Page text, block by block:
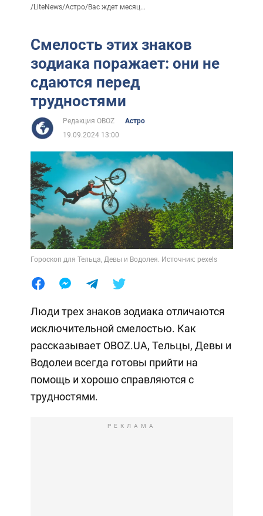
/LiteNews/Астро/Вас ждет месяц...
Смелость этих знаков
зодиака поражает: они не
сдаются перед
трудностями
Редакция OBOZ
Астро
19.09.2024 13:00
Гороскоп для Тельца, Девы и Водолея. Источник: pexels
Люди трех знаков зодиака отличаются
исключительной смелостью. Как
рассказывает OBOZ.UA, Тельцы, Девы и
Водолеи всегда готовы прийти на
помощь и хорошо справляются с
трудностями.
РЕКЛАМА